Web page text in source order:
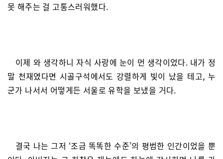
못 해주는 걸 고통스러워했다.
이제 와 생각하니 자식 사랑에 눈이 먼 생각이었다. 내가 정
말 천재였다면 시골구석에서도 강렬하게 빛이 났을 테고, 누
군가 나서서 어떻게든 서울로 유학을 보냈을 거다.
결국 나는 그저 ‘조금 똑똑한 수준’의 평범한 인간이었을 뿐